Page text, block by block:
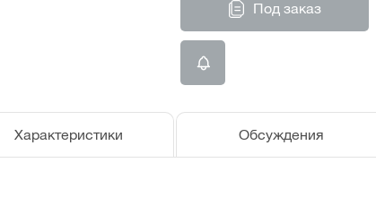
Под заказ
Характеристики Обсуждения